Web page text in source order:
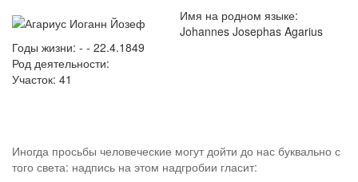
Имя на родном языке:
Johannes Josephas Agarius
Годы жизни: - - 22.4.1849
Род деятельности:
Участок: 41
Иногда просьбы человеческие могут дойти до нас буквально с
того света: надпись на этом надгробии гласит: